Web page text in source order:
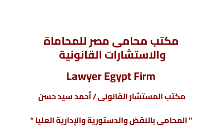
مكتب محامى مصر للمحاماة
والاستشارات القانونية
Lawyer Egypt Firm
مكتب المستشار القانونى / أحمد سيد حسن
” المحامى بالنقض والدستورية والإدارية العليا “